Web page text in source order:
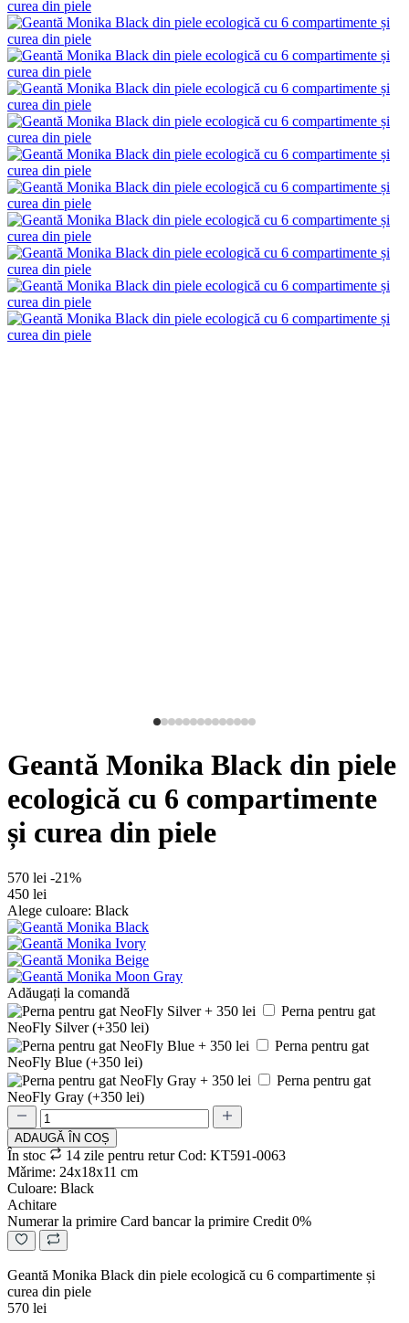
Geantă Monika Black din piele
ecologică cu 6 compartimente
și curea din piele
570 lei -21%
450 lei
Alege culoare: Black
Adăugați la comandă
Perna pentru gat
NeoFly Silver (+350 lei)
Perna pentru gat
NeoFly Blue (+350 lei)
Perna pentru gat
NeoFly Gray (+350 lei)
ADAUGǍ ÎN COȘ
În stoc 14 zile pentru returCod: KT591-0063
Mǎrime: 24х18х11 cm
Culoare: Black
Achitare
Numerar la primire Card bancar la primire Credit 0%
Geantă Monika Black din piele ecologică cu 6 compartimente și
curea din piele
570 lei